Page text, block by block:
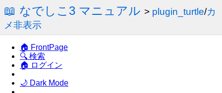
📖 なでしこ3 マニュアル > plugin_turtle/カ
メ非表示
🏠 FrontPage
🔍 検索
🏠 ログイン
🌙 Dark Mode